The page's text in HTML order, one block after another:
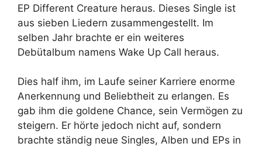
EP Different Creature heraus. Dieses Single ist
aus sieben Liedern zusammengestellt. Im
selben Jahr brachte er ein weiteres
Debütalbum namens Wake Up Call heraus.
Dies half ihm, im Laufe seiner Karriere enorme
Anerkennung und Beliebtheit zu erlangen. Es
gab ihm die goldene Chance, sein Vermögen zu
steigern. Er hörte jedoch nicht auf, sondern
brachte ständig neue Singles, Alben und EPs in